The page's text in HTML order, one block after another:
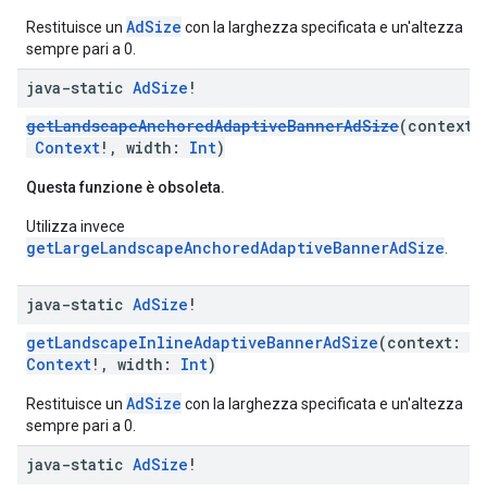
Restituisce un AdSize con la larghezza specificata e un'altezza
sempre pari a 0.
java-static AdSize !
getLandscapeAnchoredAdaptiveBannerAdSize(context:
Context!, width: Int)
Questa funzione è obsoleta.
Utilizza invece
getLargeLandscapeAnchoredAdaptiveBannerAdSize
java-static AdSize !
getLandscapeInlineAdaptiveBannerAdSize(context:
Context!, width: Int)
Restituisce un AdSize con la larghezza specificata e un'altezza
sempre pari a 0.
java-static AdSize !